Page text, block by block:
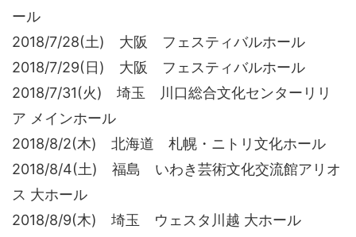
ール
2018/7/28(土) 大阪 フェスティバルホール
2018/7/29(日) 大阪 フェスティバルホール
2018/7/31(火) 埼玉 川口総合文化センターリリ
ア メインホール
2018/8/2(木) 北海道 札幌・ニトリ文化ホール
2018/8/4(土) 福島 いわき芸術文化交流館アリオ
ス 大ホール
2018/8/9(木) 埼玉 ウェスタ川越 大ホール